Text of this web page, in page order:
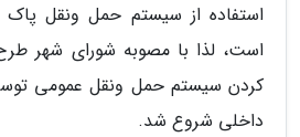
استفاده از سیستم حمل ونقل پاک
است، لذا با مصوبه شورای شهر
کردن سیستم حمل ونقل عمومی
داخلی شروع شد.